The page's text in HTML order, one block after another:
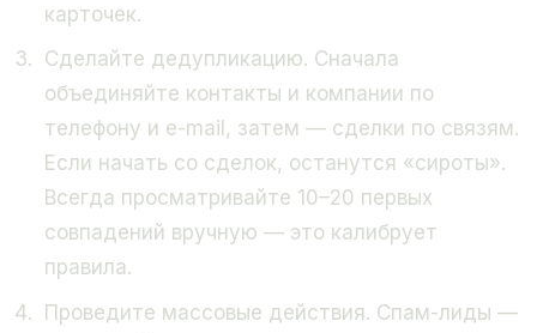
карточек.
Сделайте дедупликацию. Сначала
объединяйте контакты и компании по
телефону и e-mail, затем — сделки по связям.
Если начать со сделок, останутся «сироты».
Всегда просматривайте 10–20 первых
совпадений вручную — это калибрует
правила.
Проведите массовые действия. Спам-лиды —